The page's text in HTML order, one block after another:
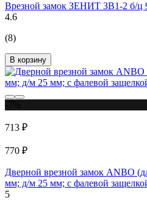
Врезной замок ЗЕНИТ ЗВ1-2 б/ц
4.6
(8)
В корзину
713 ₽
770 ₽
Дверной врезной замок ANBO
мм; д/м 25 мм; с фалевой
5